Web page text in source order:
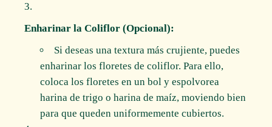
Enharinar la Coliflor (Opcional):
Si deseas una textura más crujiente, puedes
enharinar los floretes de coliflor. Para ello,
coloca los floretes en un bol y espolvorea
harina de trigo o harina de maíz, moviendo bien
para que queden uniformemente cubiertos.